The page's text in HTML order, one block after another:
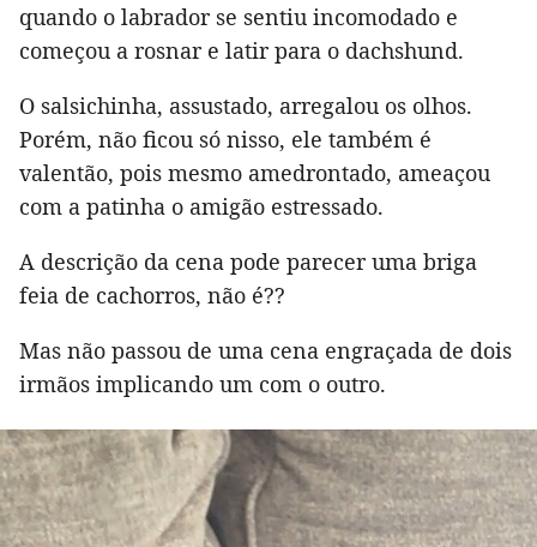
quando o labrador se sentiu incomodado e
começou a rosnar e latir para o dachshund.
O salsichinha, assustado, arregalou os olhos.
Porém, não ficou só nisso, ele também é
valentão, pois mesmo amedrontado, ameaçou
com a patinha o amigão estressado.
A descrição da cena pode parecer uma briga
feia de cachorros, não é??
Mas não passou de uma cena engraçada de dois
irmãos implicando um com o outro.